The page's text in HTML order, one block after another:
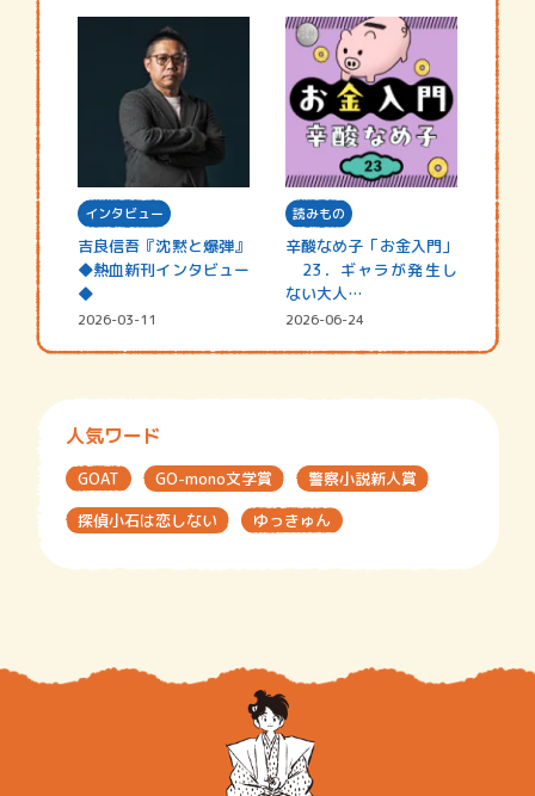
インタビュー
吉良信吾『沈黙と爆弾』
◆熱血新刊インタビュー
◆
2026-03-11
読みもの
辛酸なめ子「お金入門」
23．ギャラが発生し
ない大人…
2026-06-24
人気ワード
GOAT GO-mono文学賞
警察小説新人賞
探偵小石は恋しない
ゆっきゅん